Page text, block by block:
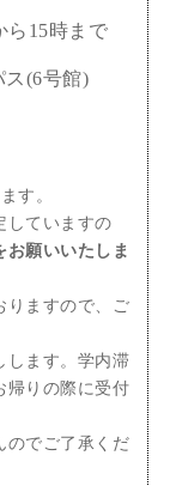
ら15時まで
ス(6号館)
す。
していますの
お願いいたしま
りますので、ご
します。学内滞
帰りの際に受付
のでご了承くだ